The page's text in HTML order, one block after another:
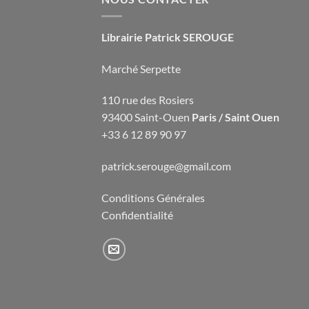
Librairie Patrick SEROUGE
Marché Serpette
110 rue des Rosiers
93400 Saint-Ouen Paris / Saint Ouen
+33 6 12 89 90 97
patrick.serouge@gmail.com
Conditions Générales
Confidentialité